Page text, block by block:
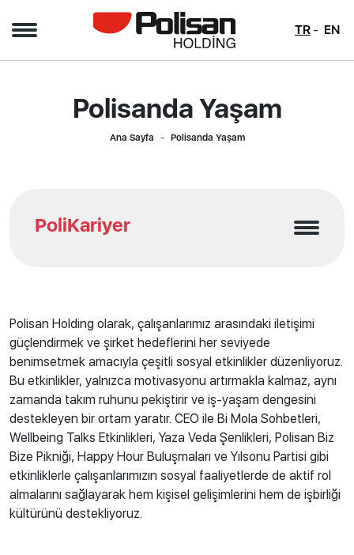
TR EN
Polisanda Yaşam
Ana Sayfa Polisanda Yaşam
Polisan Holding olarak, çalışanlarımız arasındaki iletişimi
güçlendirmek ve şirket hedeflerini her seviyede
benimsetmek amacıyla çeşitli sosyal etkinlikler düzenliyoruz.
Bu etkinlikler, yalnızca motivasyonu artırmakla kalmaz, aynı
zamanda takım ruhunu pekiştirir ve iş-yaşam dengesini
destekleyen bir ortam yaratır. CEO ile Bi Mola Sohbetleri,
Wellbeing Talks Etkinlikleri, Yaza Veda Şenlikleri, Polisan Biz
Bize Pikniği, Happy Hour Buluşmaları ve Yılsonu Partisi gibi
etkinliklerle çalışanlarımızın sosyal faaliyetlerde de aktif rol
almalarını sağlayarak hem kişisel gelişimlerini hem de işbirliği
kültürünü destekliyoruz.
PoliKariyer